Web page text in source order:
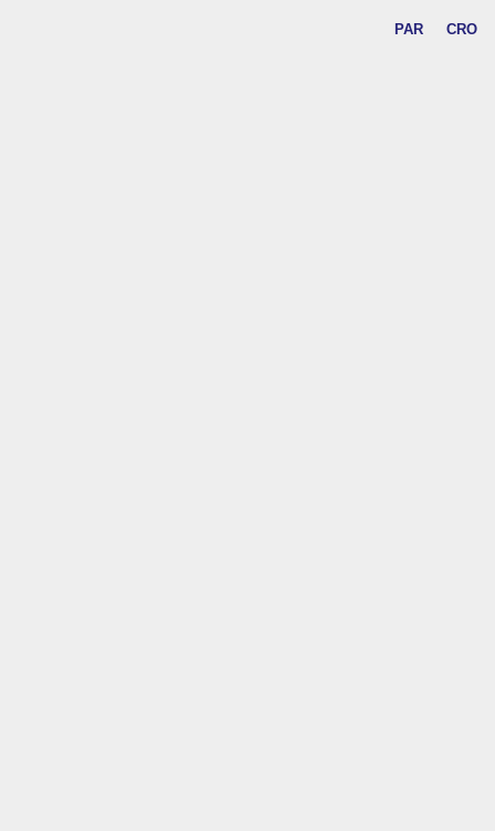
PAR CRO